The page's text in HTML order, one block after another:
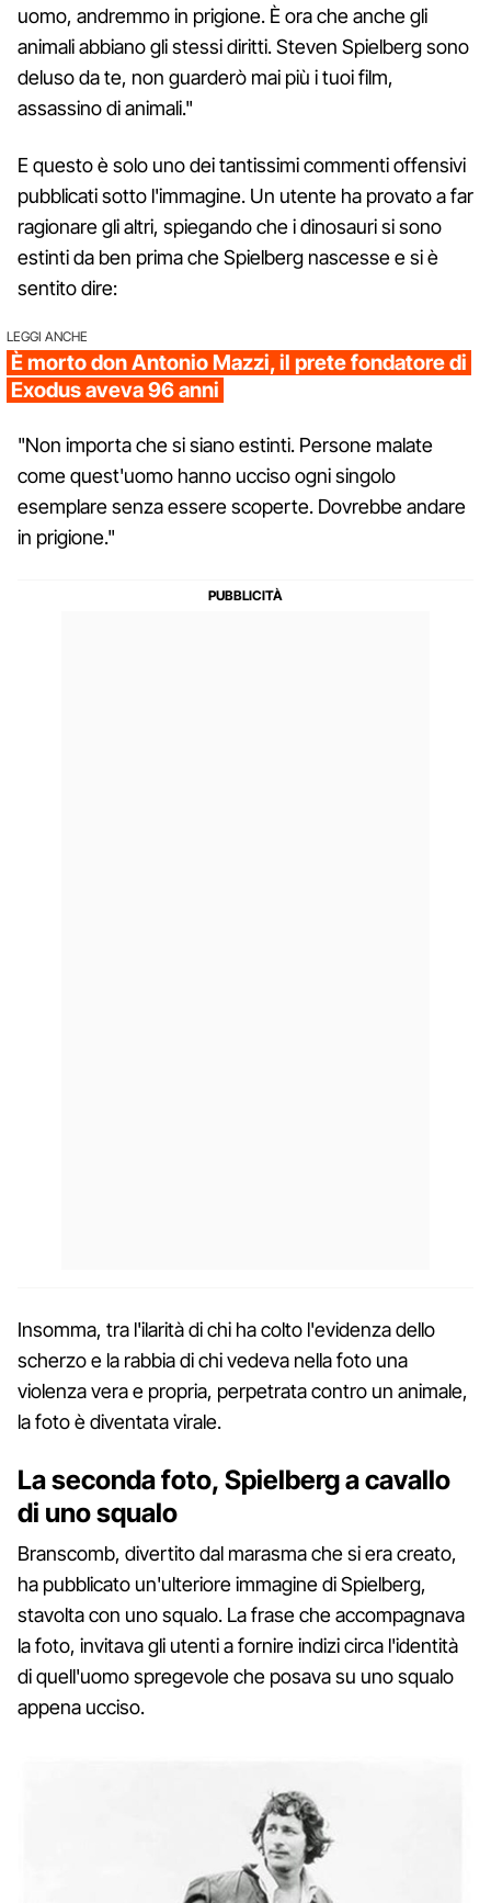
uomo, andremmo in prigione. È ora che anche gli
animali abbiano gli stessi diritti. Steven Spielberg sono
deluso da te, non guarderò mai più i tuoi film,
assassino di animali."
E questo è solo uno dei tantissimi commenti offensivi
pubblicati sotto l'immagine. Un utente ha provato a far
ragionare gli altri, spiegando che i dinosauri si sono
estinti da ben prima che Spielberg nascesse e si è
sentito dire:
LEGGI ANCHE
È morto don Antonio Mazzi, il prete fondatore di
Exodus aveva 96 anni
"Non importa che si siano estinti. Persone malate
come quest'uomo hanno ucciso ogni singolo
esemplare senza essere scoperte. Dovrebbe andare
in prigione."
Insomma, tra l'ilarità di chi ha colto l'evidenza dello
scherzo e la rabbia di chi vedeva nella foto una
violenza vera e propria, perpetrata contro un animale,
la foto è diventata virale.
La seconda foto, Spielberg a cavallo
di uno squalo
Branscomb, divertito dal marasma che si era creato,
ha pubblicato un'ulteriore immagine di Spielberg,
stavolta con uno squalo. La frase che accompagnava
la foto, invitava gli utenti a fornire indizi circa l'identità
di quell'uomo spregevole che posava su uno squalo
appena ucciso.